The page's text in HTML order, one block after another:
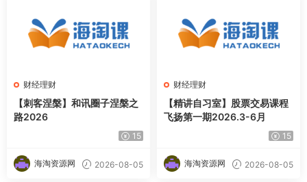
财经理财
【刺客涅槃】和讯圈子涅槃之
路2026
15
海淘资源网 2026-08-05
财经理财
【精讲自习室】股票交易课程
飞扬第一期2026.3-6月
15
海淘资源网 2026-08-05